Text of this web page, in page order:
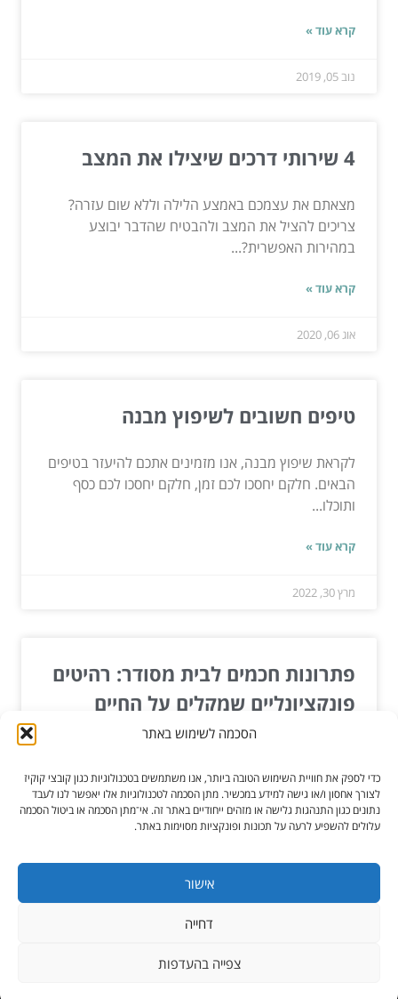
הסכמה לשימוש באתר
כדי לספק את חוויית השימוש הטובה ביותר, אנו משתמשים בטכנולוגיות כגון קובצי קוקיז
לצורך אחסון ו/או גישה למידע במכשיר. מתן הסכמה לטכנולוגיות אלו יאפשר לנו לעבד
נתונים כגון התנהגות גלישה או מזהים ייחודיים באתר זה. אי־מתן הסכמה או ביטול הסכמה
עלולים להשפיע לרעה על תכונות ופונקציות מסוימות באתר.
אישור
דחייה
צפייה בהעדפות
קרא עוד »
נוב 05, 2019
4 שירותי דרכים שיצילו את המצב
מצאתם את עצמכם באמצע הלילה וללא שום עזרה?
צריכים להציל את המצב ולהבטיח שהדבר יבוצע
במהירות האפשרית?...
קרא עוד »
אוג 06, 2020
טיפים חשובים לשיפוץ מבנה
לקראת שיפוץ מבנה, אנו מזמינים אתכם להיעזר בטיפים
הבאים. חלקם יחסכו לכם זמן, חלקם יחסכו לכם כסף
ותוכלו...
קרא עוד »
מרץ 30, 2022
פתרונות חכמים לבית מסודר: רהיטים
פונקציונליים שמקלים על החיים
מתפזרים בכל פינה, והרצון בסביבה מסודרת ונעימה רק
גדל. אבל...
קרא עוד »
כל הזכויות שמורות ל-הגורו מקלקן